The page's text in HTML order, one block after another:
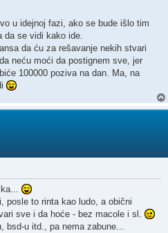
u idejnoj fazi, ako se bude išlo tim
da se vidi kako ide.
da ću za rešavanje nekih stvari
neću moći da postignem sve, jer
100000 poziva na dan. Ma, na
posle to rinta kao ludo, a obični
sve i da hoće - bez macole i sl.
bsd-u itd., pa nema zabune...